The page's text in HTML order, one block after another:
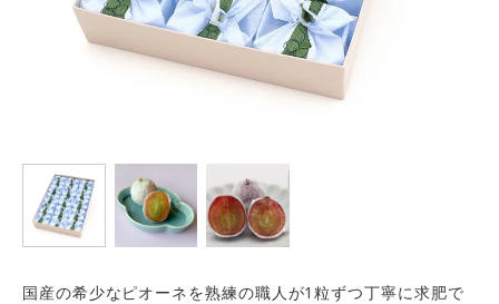
国産の希少なピオーネを熟練の職人が1粒ずつ丁寧に求肥で